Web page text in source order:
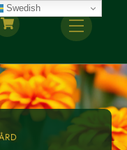
Menu
Swedish